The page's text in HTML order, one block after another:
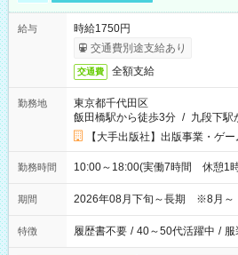
給与
時給1750円
交通費別途支給あり
交通費 全額支給
勤務地
東京都千代田区
飯田橋駅から徒歩3分 / 九段下駅
【大手出版社】出版事業・ゲ
勤務時間 10:00～18:00(実働7時間 休憩1
期間 2026年08月下旬～長期 ※8月～
特徴 履歴書不要 / 40～50代活躍中 / 服